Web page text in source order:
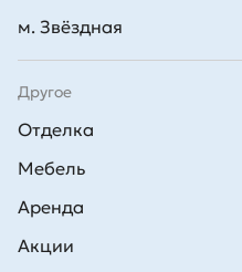
Другое
Отделка
Мебель
Аренда
Акции
м. Звёздная